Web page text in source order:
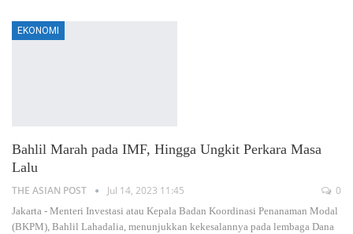
EKONOMI
Bahlil Marah pada IMF, Hingga Ungkit Perkara Masa
Lalu
THE ASIAN POST Jul 14, 2023 11:45 0
Jakarta - Menteri Investasi atau Kepala Badan Koordinasi Penanaman Modal
(BKPM), Bahlil Lahadalia, menunjukkan kekesalannya pada lembaga Dana